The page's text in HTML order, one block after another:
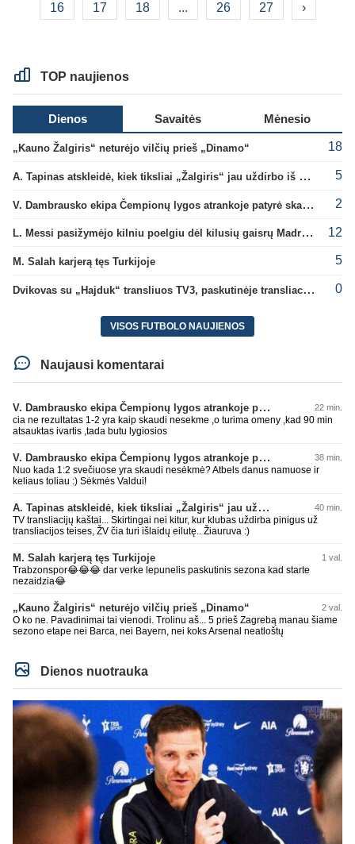
16 17 18 ... 26 27 ›
TOP naujienos
Dienos Savaitės Mėnesio
„Kauno Žalgiris“ neturėjo vilčių prieš „Dinamo“ 18
A. Tapinas atskleidė, kiek tiksliai „Žalgiris“ jau uždirbo iš UEFA premijų 5
V. Dambrausko ekipa Čempionų lygos atrankoje patyrė skaudžią nesėkmę 2
L. Messi pasižymėjo kilniu poelgiu dėl kilusių gaisrų Madride 12
M. Salah karjerą tęs Turkijoje 5
Dvikovas su „Hajduk“ transliuos TV3, paskutinėje transliacijoje – nauji rekordai 0
VISOS FUTBOLO NAUJIENOS
Naujausi komentarai
V. Dambrausko ekipa Čempionų lygos atrankoje patyrė skaudžią nesėkmę 22 min.
cia ne rezultatas 1-2 yra kaip skaudi nesekme ,o turima omeny ,kad 90 min
atsauktas ivartis ,tada butu lygiosios
V. Dambrausko ekipa Čempionų lygos atrankoje patyrė skaudžią nesėkmę 38 min.
Nuo kada 1:2 svečiuose yra skaudi nesėkmė? Atbels danus namuose ir
keliaus toliau :) Sėkmės Valdui!
A. Tapinas atskleidė, kiek tiksliai „Žalgiris“ jau uždirbo iš UEFA premijų 40 min.
TV transliacijų kaštai... Skirtingai nei kitur, kur klubas uždirba pinigus už
transliacijos teises, ŽV čia turi išlaidų eilutę.. Žiauruva :)
M. Salah karjerą tęs Turkijoje 1 val.
Trabzonspor😂😂😂 dar verke lepunelis paskutinis sezona kad starte
nezaidzia😂
„Kauno Žalgiris“ neturėjo vilčių prieš „Dinamo“ 2 val.
O ko ne. Pavadinimai tai vienodi. Trolinu aš... 5 prieš Zagrebą manau šiame
sezono etape nei Barca, nei Bayern, nei koks Arsenal neatloštų
Dienos nuotrauka